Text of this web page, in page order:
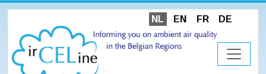
NL EN FR DE